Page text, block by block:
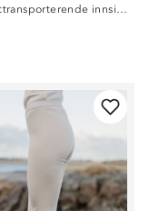
Fukttransporterende innside, 100% polyester